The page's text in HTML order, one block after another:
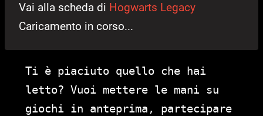
Vai alla scheda di Hogwarts Legacy
Caricamento in corso...
Ti è piaciuto quello che hai
letto? Vuoi mettere le mani su
giochi in anteprima, partecipare